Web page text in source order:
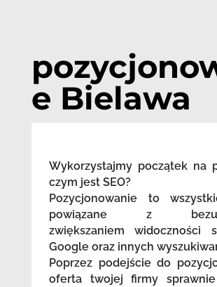
e Bielawa
Wykorzystajmy początek na
czym jest SEO?
Pozycjonowanie to
powiązane z
zwiększaniem widoczności
Google oraz innych
Poprzez podejście do
oferta twojej firmy